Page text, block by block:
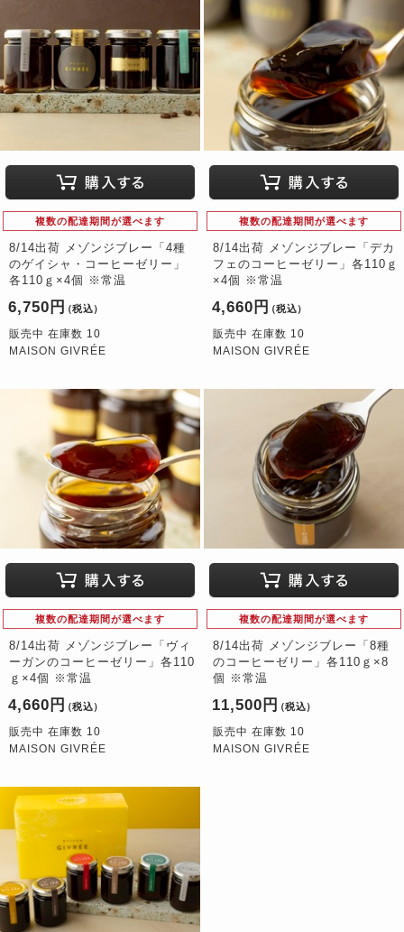
複数の配達期間が選べます
8/14出荷 メゾンジブレー「4種
のゲイシャ・コーヒーゼリー」
各110ｇ×4個 ※常温
6,750円 （税込）
販売中 在庫数 10
MAISON GIVRÉE
複数の配達期間が選べます
8/14出荷 メゾンジブレー「デカ
フェのコーヒーゼリー」各110ｇ
×4個 ※常温
4,660円 （税込）
販売中 在庫数 10
MAISON GIVRÉE
複数の配達期間が選べます
8/14出荷 メゾンジブレー「ヴィ
ーガンのコーヒーゼリー」各110
ｇ×4個 ※常温
4,660円 （税込）
販売中 在庫数 10
MAISON GIVRÉE
複数の配達期間が選べます
8/14出荷 メゾンジブレー「8種
のコーヒーゼリー」各110ｇ×8
個 ※常温
11,500円 （税込）
販売中 在庫数 10
MAISON GIVRÉE